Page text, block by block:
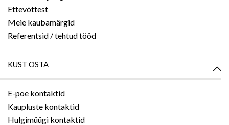
Ettevõttest
Meie kaubamärgid
Referentsid / tehtud tööd
KUST OSTA
E-poe kontaktid
Kaupluste kontaktid
Hulgimüügi kontaktid